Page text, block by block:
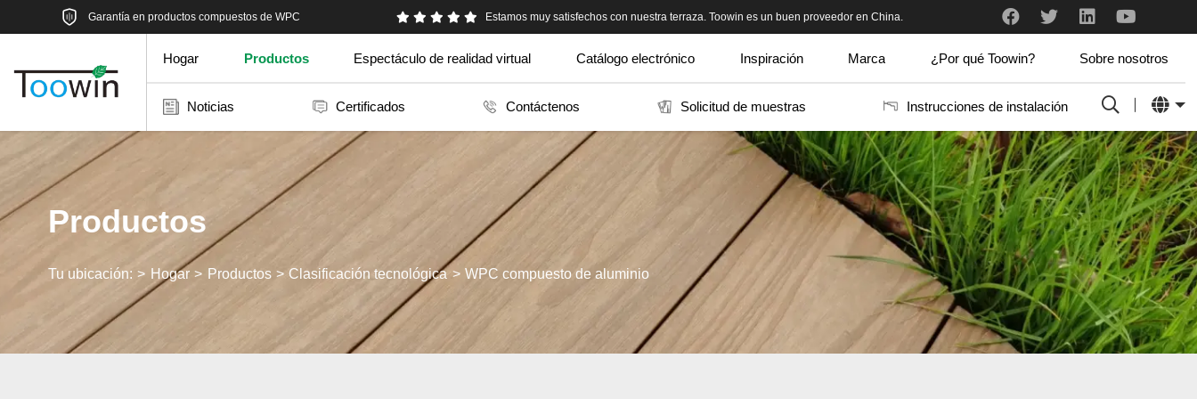
Garantía en productos compuestos de WPC Mi proveedor en China me recomendó Toowin. muy honesto y profesional.
Estamos muy satisfechos con nuestra terraza. Toowin es un buen proveedor en China.
Hogar Productos Espectáculo de realidad virtual Catálogo electrónico Inspiración Marca ¿Por qué Toowin? Sobre nosotros
Noticias Certificados Contáctenos Solicitud de muestras Instrucciones de instalación
Productos
Tu ubicación: Hogar Productos Clasificación tecnológica WPC compuesto de aluminio